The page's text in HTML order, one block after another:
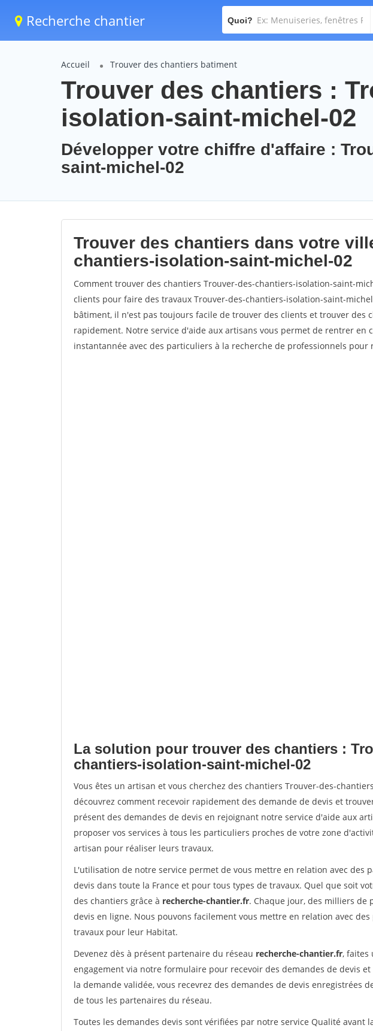
Recherche chantier Quoi?
Accueil Trouver des chantiers batiment
Trouver des chantiers :
isolation-saint-michel-02
Développer votre chiffre d'affaire :
saint-michel-02
Trouver des chantiers dans votre
chantiers-isolation-saint-michel-02
Comment trouver des chantiers Trouver-des-chantiers-isolation-saint-
clients pour faire des travaux Trouver-des-chantiers-isolation-saint-
bâtiment, il n'est pas toujours facile de trouver des clients et trouver des
rapidement. Notre service d'aide aux artisans vous permet de rentrer en
instantannée avec des particuliers à la recherche de professionnels
La solution pour trouver des chantiers :
chantiers-isolation-saint-michel-02
Vous êtes un artisan et vous cherchez des chantiers Trouver-des-
découvrez comment recevoir rapidement des demande de devis et
présent des demandes de devis en rejoignant notre service d'aide aux
proposer vos services à tous les particuliers proches de votre zone
artisan pour réaliser leurs travaux.
L'utilisation de notre service permet de vous mettre en relation avec des
devis dans toute la France et pour tous types de travaux. Quel que soit
des chantiers grâce à recherche-chantier.fr. Chaque jour, des milliers de
devis en ligne. Nous pouvons facilement vous mettre en relation avec
travaux pour leur Habitat.
Devenez dès à présent partenaire du réseau recherche-chantier.fr, faites
engagement via notre formulaire pour recevoir des demandes de devis
la demande validée, vous recevrez des demandes de devis enregistrées
de tous les partenaires du réseau.
Toutes les demandes devis sont vérifiées par notre service Qualité avant